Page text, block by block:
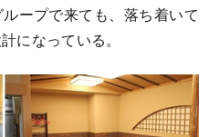
ープで来ても、落ち着いて
になっている。